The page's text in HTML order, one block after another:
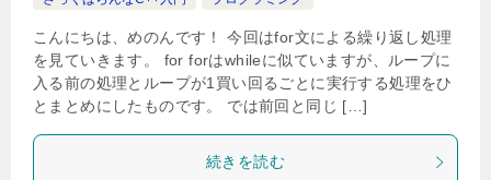
こんにちは、めのんです！ 今回はfor文による繰り返し処理
を見ていきます。 for forはwhileに似ていますが、ループに
入る前の処理とループが1買い回るごとに実行する処理をひ
とまとめにしたものです。 では前回と同じ […]
続きを読む